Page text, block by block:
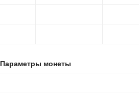
Параметры монеты